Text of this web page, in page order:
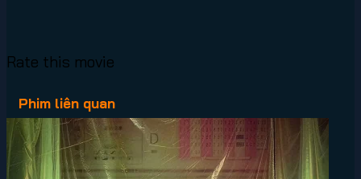
Rate this movie
Phim liên quan